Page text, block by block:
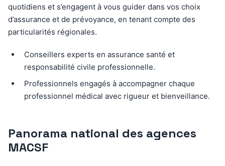
quotidiens et s’engagent à vous guider dans vos choix
d’assurance et de prévoyance, en tenant compte des
particularités régionales.
Conseillers experts en assurance santé et
responsabilité civile professionnelle.
Professionnels engagés à accompagner chaque
professionnel médical avec rigueur et bienveillance.
Panorama national des agences
MACSF